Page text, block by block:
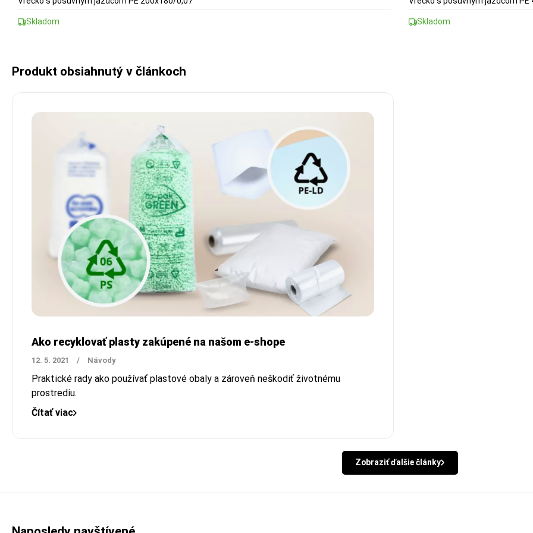
Skladom Skladom
Produkt obsiahnutý v článkoch
Ako recyklovať plasty zakúpené na našom e-shope
12. 5. 2021 / Návody
Praktické rady ako používať plastové obaly a zároveň neškodiť životnému
prostrediu.
Čítať viac
Zobraziť ďalšie články